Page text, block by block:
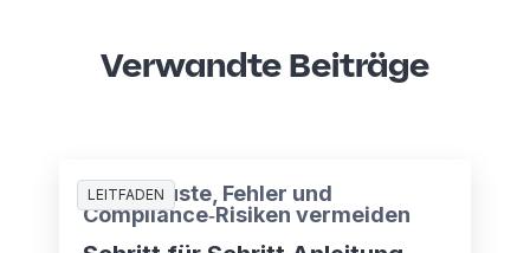
Verwandte Beiträge
LEITFADEN
Zeitverluste, Fehler und
Compliance‑Risiken vermeiden